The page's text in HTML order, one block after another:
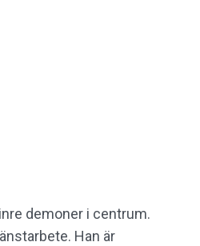
demoner i centrum.
Han är